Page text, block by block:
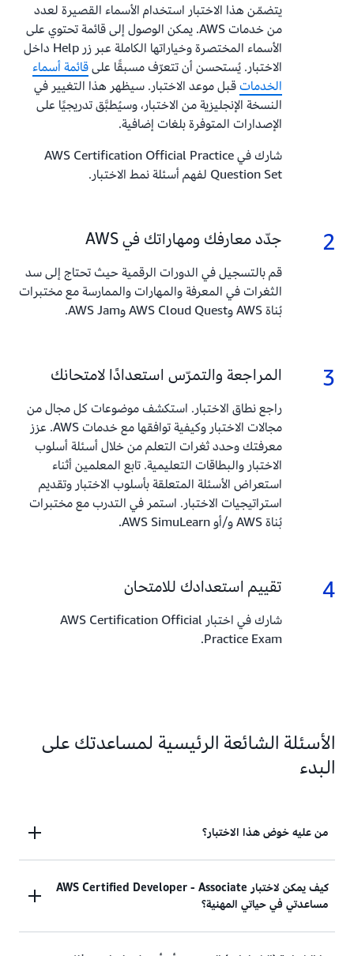
يتضمّن هذا الاختبار استخدام الأسماء القصيرة لعدد
من خدمات AWS. يمكن الوصول إلى قائمة تحتوي على
الأسماء المختصرة وخياراتها الكاملة عبر زر Help داخل
الاختبار. يُستحسن أن تتعرّف مسبقًا علىقائمة أسماء
الخدماتقبل موعد الاختبار. سيظهر هذا التغيير في
النسخة الإنجليزية من الاختبار، وسيُطبَّق تدريجيًا على
الإصدارات المتوفرة بلغات إضافية.
شارك في AWS Certification Official Practice
Question Set لفهم أسئلة نمط الاختبار.
2
2.
جدّد معارفك ومهاراتك في AWS
قم بالتسجيل في الدورات الرقمية حيث تحتاج إلى سد
الثغرات في المعرفة والمهارات والممارسة مع مختبرات
بُناة AWS وAWS Cloud Quest وAWS Jam.
3
3.
المراجعة والتمرّس استعدادًا لامتحانك
راجع نطاق الاختبار. استكشف موضوعات كل مجال من
مجالات الاختبار وكيفية توافقها مع خدمات AWS. عزز
معرفتك وحدد ثغرات التعلم من خلال أسئلة أسلوب
الاختبار والبطاقات التعليمية. تابع المعلمين أثناء
استعراض الأسئلة المتعلقة بأسلوب الاختبار وتقديم
استراتيجيات الاختبار. استمر في التدرب مع مختبرات
بُناة AWS و/أو AWS SimuLearn.
4
4.
تقييم استعدادك للامتحان
شارك في اختبار AWS Certification Official
Practice Exam.
الأسئلة الشائعة الرئيسية لمساعدتك على
البدء
من عليه خوض هذا الاختبار؟
وفقًا لدليل الاختبار، يوصى بسنة أو أكثر من الخبرة
العملية السابقة في تطوير التطبيقات وصيانتها باستخدام
كيف يمكن لاختبار AWS Certified Developer - Associate
مساعدتي في حياتي المهنية؟